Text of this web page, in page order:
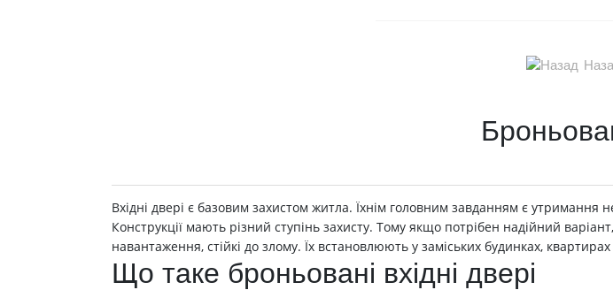
Вхідні двері є базовим захистом житла. Їхнім головним завданням є
Конструкції мають різний ступінь захисту. Тому якщо потрібен надійний
навантаження, стійкі до злому. Їх встановлюють у заміських будинках,
Що таке броньовані вхідні двері